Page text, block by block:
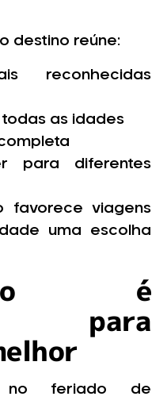
destino reúne:
reconhecidas
as idades
para diferentes
favorece viagens
uma escolha
é
para
no feriado de